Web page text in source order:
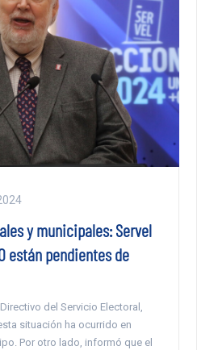
y municipales: Servel
están pendientes de
del Servicio Electoral,
situación ha ocurrido en
Por otro lado, informó que el